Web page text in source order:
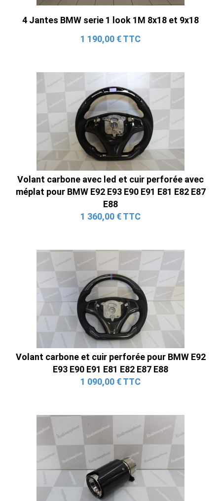
4 Jantes BMW serie 1 look 1M 8x18 et 9x18
1 190,00 € TTC
Volant carbone avec led et cuir perforée avec
méplat pour BMW E92 E93 E90 E91 E81 E82 E87
E88
1 360,00 € TTC
Volant carbone et cuir perforée pour BMW E92
E93 E90 E91 E81 E82 E87 E88
1 090,00 € TTC